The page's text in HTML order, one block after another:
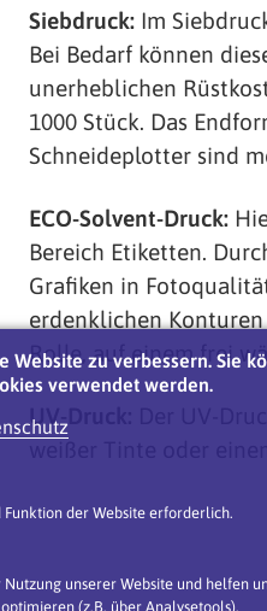
Website zu verbessern. Sie
verwendet werden.
der Website erforderlich.
unserer Website und helfen
(z.B. über Analysetools).
Siebdruck: Im
Bei Bedarf können
unerheblichen
1000 Stück. Das
Schneideplotter sind
ECO-Solvent-Druck:
Bereich Etiketten.
Grafiken in
erdenklichen
Rolle, auf einem frei
UV-Druck:
Der UV-
weißer Tinte oder